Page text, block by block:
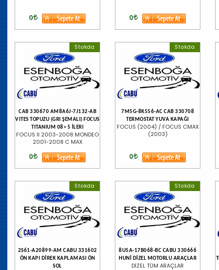
0 0
Stokda
CAB 330670 AM8A6J-7J132-AB
VITES TOPUZU (GRI ŞEMALI) FOCUS
TITANIUM 08> 5 İLERI
FOCUS II 2003-2008 MONDEO
2001-2008 C MAX
0
Stokda
7M5G-8K556-AC CAB 330708
TERMOSTAT YUVA KAPAĞI
FOCUS (2004) / FOCUS CMAX
(2003)
0
Stokda
2S61-A20899-AM CABU 331602
ÖN KAPI DİREK KAPLAMASI ÖN
SOL
Stokda
8U5A-17B068-BC CABU 330666
HUNİ DİZEL MOTORLU ARAÇLAR
DİZEL TÜM ARAÇLAR